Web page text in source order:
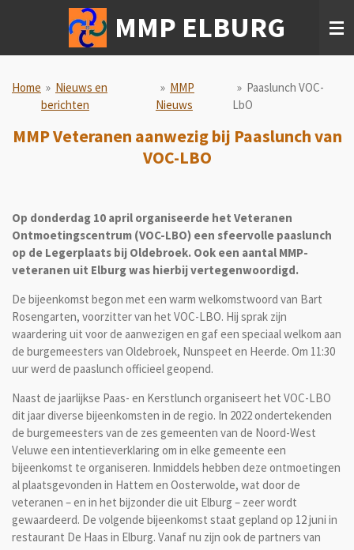
hoofdinhoud
MMP ELBURG
Home » Nieuws en
berichten
» MMP
Nieuws
» Paaslunch VOC-
LbO
MMP Veteranen aanwezig bij Paaslunch van
VOC-LBO
Op donderdag 10 april organiseerde het Veteranen
Ontmoetingscentrum (VOC-LBO) een sfeervolle paaslunch
op de Legerplaats bij Oldebroek. Ook een aantal MMP-
veteranen uit Elburg was hierbij vertegenwoordigd.
De bijeenkomst begon met een warm welkomstwoord van Bart
Rosengarten, voorzitter van het VOC-LBO. Hij sprak zijn
waardering uit voor de aanwezigen en gaf een speciaal welkom aan
de burgemeesters van Oldebroek, Nunspeet en Heerde. Om 11:30
uur werd de paaslunch officieel geopend.
Naast de jaarlijkse Paas- en Kerstlunch organiseert het VOC-LBO
dit jaar diverse bijeenkomsten in de regio. In 2022 ondertekenden
de burgemeesters van de zes gemeenten van de Noord-West
Veluwe een intentieverklaring om in elke gemeente een
bijeenkomst te organiseren. Inmiddels hebben deze ontmoetingen
al plaatsgevonden in Hattem en Oosterwolde, wat door de
veteranen – en in het bijzonder die uit Elburg – zeer wordt
gewaardeerd. De volgende bijeenkomst staat gepland op 12 juni in
restaurant De Haas in Elburg. Vanaf nu zijn ook de partners van